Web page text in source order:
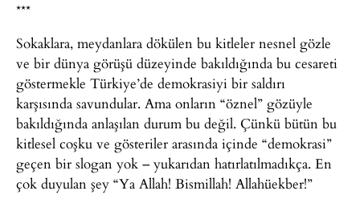
***
Sokaklara, meydanlara dökülen bu kitleler nesnel gözle
ve bir dünya görüşü düzeyinde bakıldığında bu cesareti
göstermekle Türkiye’de demokrasiyi bir saldırı
karşısında savundular. Ama onların “öznel” gözüyle
bakıldığında anlaşılan durum bu değil. Çünkü bütün bu
kitlesel coşku ve gösteriler arasında içinde “demokrasi”
geçen bir slogan yok – yukarıdan hatırlatılmadıkça. En
çok duyulan şey “Ya Allah! Bismillah! Allahüekber!”